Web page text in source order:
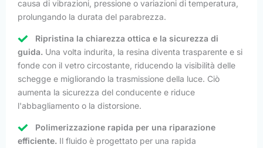
causa di vibrazioni, pressione o variazioni di temperatura,
prolungando la durata del parabrezza.
Ripristina la chiarezza ottica e la sicurezza di
guida. Una volta indurita, la resina diventa trasparente e si
fonde con il vetro circostante, riducendo la visibilità delle
schegge e migliorando la trasmissione della luce. Ciò
aumenta la sicurezza del conducente e riduce
l'abbagliamento o la distorsione.
Polimerizzazione rapida per una riparazione
efficiente. Il fluido è progettato per una rapida